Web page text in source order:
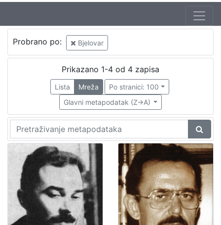
Probrano po: Bjelovar
Prikazano 1-4 od 4 zapisa
Lista Mreža
Po stranici: 100
Glavni metapodatak (Z->A)